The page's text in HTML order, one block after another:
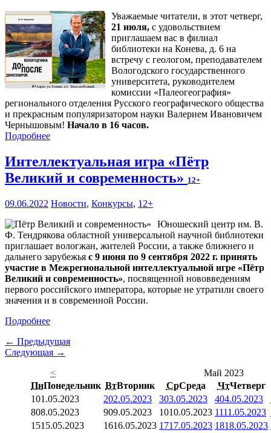
Уважаемые читатели, в этот четверг,
21 июля, с удовольствием
приглашаем вас в филиал
библиотеки на Конева, д. 6 на
встречу с геологом, преподавателем
Вологодского государственного
университета, руководителем
комиссии «Палеогеография»
регионального отделения Русского географического общества
и прекрасным популяризатором науки Валерием Ивановичем
Чернышовым! Начало в 16 часов.
Подробнее
Интеллектуальная игра «Пётр
Великий и современность» 12+
09.06.2022 Новости, Конкурсы, 12+
Юношеский центр им. В.
Ф. Тендрякова областной универсальной научной библиотеки
приглашает вологжан, жителей России, а также ближнего и
дальнего зарубежья с 9 июня по 9 сентября 2022 г. принять
участие в Межрегиональной интеллектуальной игре «Пётр
Великий и современность», посвященной нововведениям
первого российского императора, которые не утратили своего
значения и в современной России.
Подробнее
← Предыдущая
Следующая →
<
Май 2023
ПнПонедельник ВтВторник СрСреда ЧтЧетверг
101.05.2023 202.05.2023 303.05.2023 404.05.2023
808.05.2023 909.05.2023 1010.05.2023 1111.05.2023
1515.05.2023 1616.05.2023 1717.05.2023 1818.05.2023